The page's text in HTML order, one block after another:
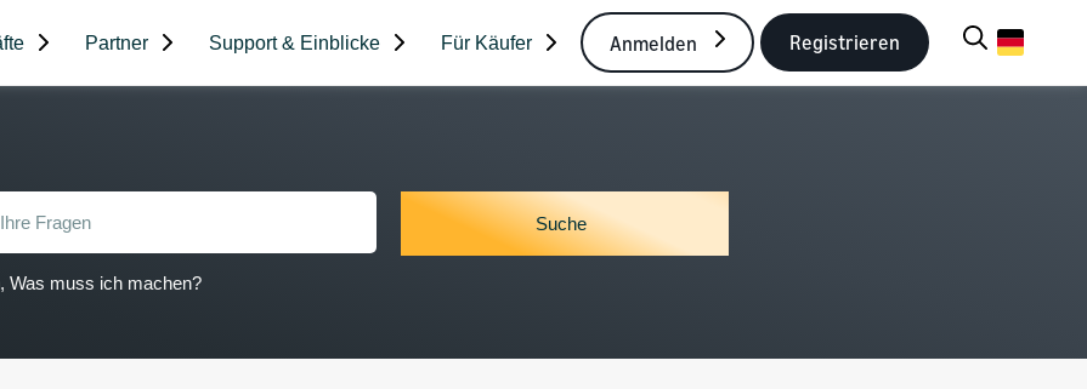
Partner Support & Einblicke Für Käufer Anmelden Registrieren
Was muss ich machen?